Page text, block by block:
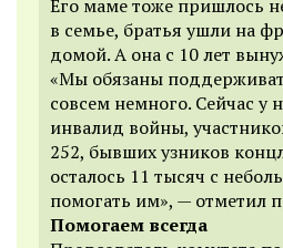
Его маме тоже пришлось
в семье, братья ушли на
домой. А она с 10 лет
«Мы обязаны
совсем немного. Сейчас у
инвалид войны,
252, бывших узников
осталось 11 тысяч с
помогать им», — отметил
Помогаем всегда